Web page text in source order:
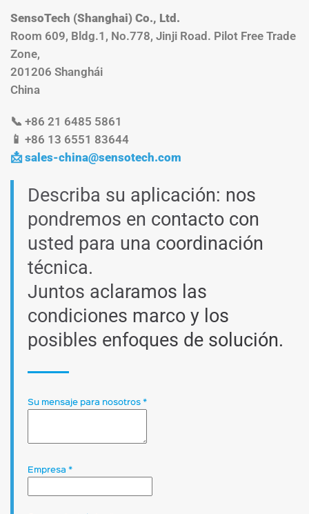
SensoTech (Shanghai) Co., Ltd.
Room 609, Bldg.1, No.778, Jinji Road. Pilot Free Trade
Zone,
201206 Shanghái
China
📞 +86 21 6485 5861
📱 +86 13 6551 83644
📩 sales-china@sensotech.com
Describa su aplicación: nos
pondremos en contacto con
usted para una coordinación
técnica.
Juntos aclaramos las
condiciones marco y los
posibles enfoques de solución.
Su mensaje para nosotros *
Empresa *